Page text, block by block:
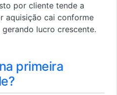
por cliente tende a
aquisição cai conforme
lucro crescente.
primeira